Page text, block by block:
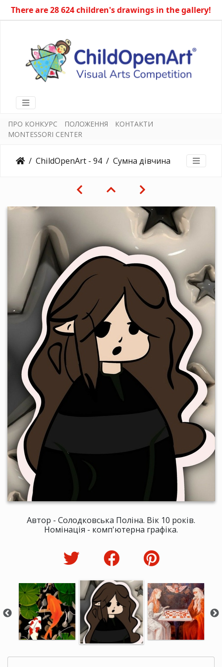
There are 28 624 children's drawings in the gallery!
ПРО КОНКУРС ПОЛОЖЕННЯ
КОНТАКТИ
MONTESSORI CENTER
ChildOpenArt - 94 Сумна дівчина
Автор - Солодковська Поліна. Вік 10 років.
Номінація - комп'ютерна графіка.